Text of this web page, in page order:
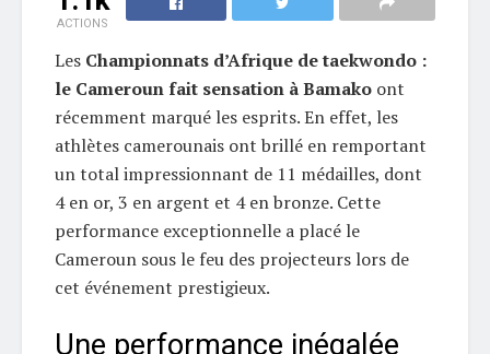
ACTIONS
Les Championnats d’Afrique de taekwondo :
le Cameroun fait sensation à Bamako ont
récemment marqué les esprits. En effet, les
athlètes camerounais ont brillé en remportant
un total impressionnant de 11 médailles, dont
4 en or, 3 en argent et 4 en bronze. Cette
performance exceptionnelle a placé le
Cameroun sous le feu des projecteurs lors de
cet événement prestigieux.
Une performance inégalée